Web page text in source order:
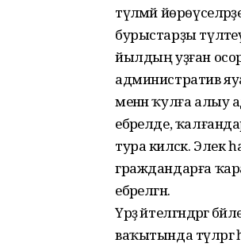
түләмәй
бурыстарҙы
йылдың уҙған
административ
менән ҡулға алыу
ебәрелде,
тура киләсәк. Элек
граждандарға
ебәрелгән.
Үрҙә
ваҡытында